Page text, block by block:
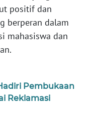
positif dan
berperan dalam
mahasiswa dan
Pembukaan
Reklamasi